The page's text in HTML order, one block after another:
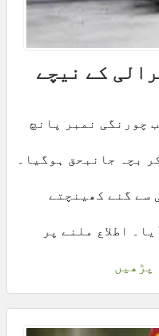
کے نیچے
چورنگی نمبر پانچ
بچہ جانبحق ہوگیا۔
سے گنے کھینچتے
اطلاع ملنے پر
پڑھیں